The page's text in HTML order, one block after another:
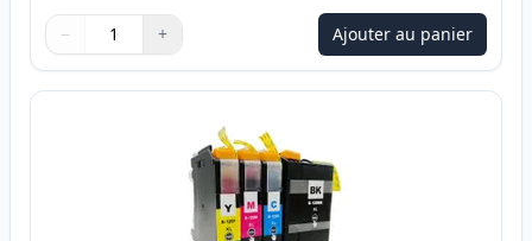
Quantité
Utilisez les boutons pour ajuster
− +
Quantité Ajouter au panier